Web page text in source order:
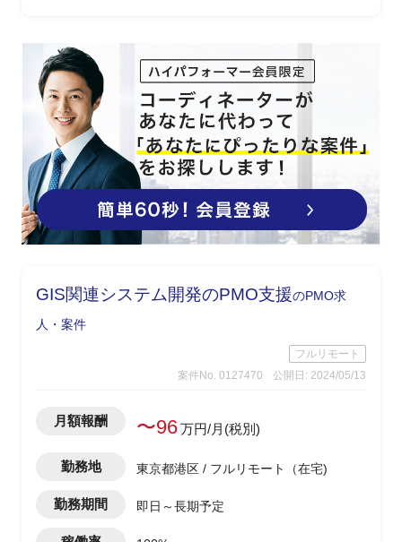
GIS関連システム開発のPMO支援のPMO求
人・案件
フルリモート
案件No. 0127470
公開日: 2024/05/13
月額報酬 〜96万円/月(税別)
勤務地 東京都港区 / フルリモート（在宅)
勤務期間 即日～長期予定